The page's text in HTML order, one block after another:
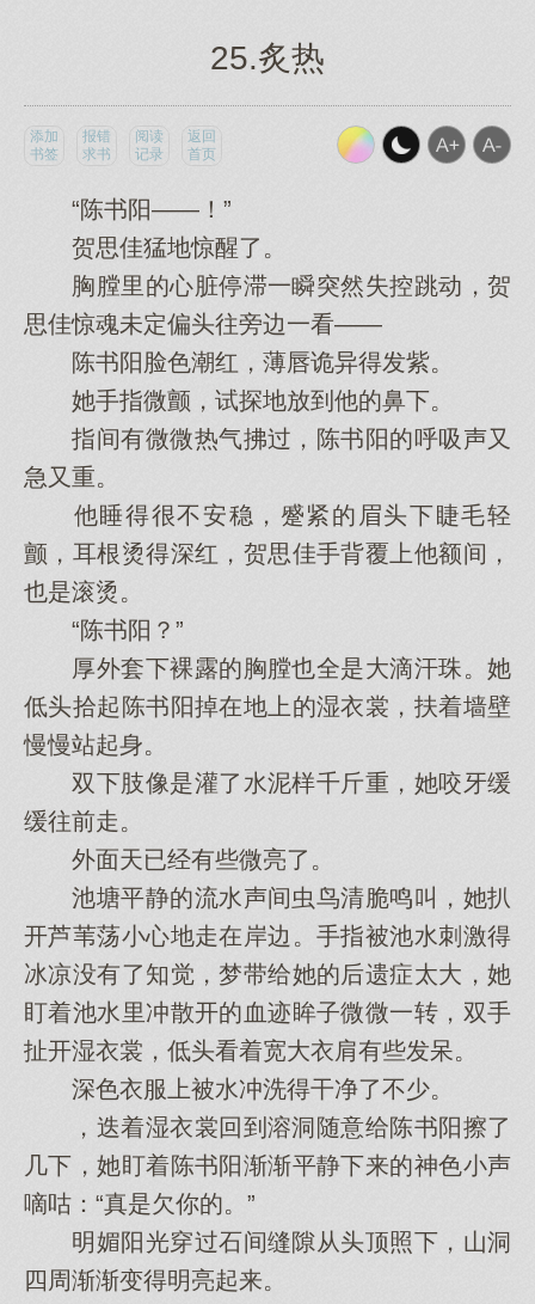
25.炙热
添加
书签
报错
求书
阅读
记录
返回
首页
“陈书阳——！”
贺思佳猛地惊醒了。
胸膛里的心脏停滞一瞬突然失控跳动，贺
思佳惊魂未定偏头往旁边一看——
陈书阳脸色潮红，薄唇诡异得发紫。
她手指微颤，试探地放到他的鼻下。
指间有微微热气拂过，陈书阳的呼吸声又
急又重。
他睡得很不安稳，蹙紧的眉头下睫毛轻
颤，耳根烫得深红，贺思佳手背覆上他额间，
也是滚烫。
“陈书阳？”
厚外套下裸露的胸膛也全是大滴汗珠。她
低头拾起陈书阳掉在地上的湿衣裳，扶着墙壁
慢慢站起身。
双下肢像是灌了水泥样千斤重，她咬牙缓
缓往前走。
外面天已经有些微亮了。
池塘平静的流水声间虫鸟清脆鸣叫，她扒
开芦苇荡小心地走在岸边。手指被池水刺激得
冰凉没有了知觉，梦带给她的后遗症太大，她
盯着池水里冲散开的血迹眸子微微一转，双手
扯开湿衣裳，低头看着宽大衣肩有些发呆。
深色衣服上被水冲洗得干净了不少。
，迭着湿衣裳回到溶洞随意给陈书阳擦了
几下，她盯着陈书阳渐渐平静下来的神色小声
嘀咕：“真是欠你的。”
明媚阳光穿过石间缝隙从头顶照下，山洞
四周渐渐变得明亮起来。